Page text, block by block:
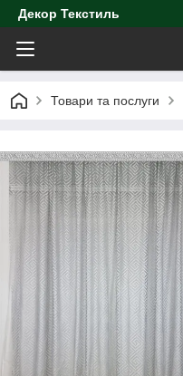
Декор Текстиль
Товари та послуги